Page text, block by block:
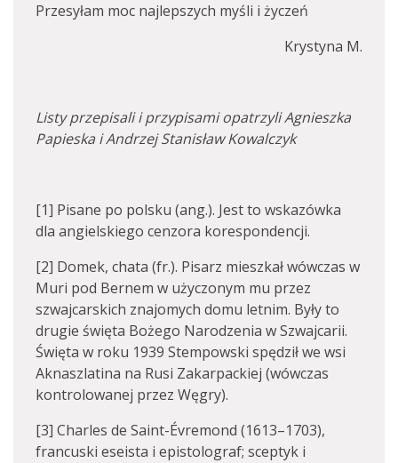
Przesyłam moc najlepszych myśli i życzeń
Krystyna M.
Listy przepisali i przypisami opatrzyli Agnieszka
Papieska i Andrzej Stanisław Kowalczyk
[1] Pisane po polsku (ang.). Jest to wskazówka
dla angielskiego cenzora korespondencji.
[2] Domek, chata (fr.). Pisarz mieszkał wówczas w
Muri pod Bernem w użyczonym mu przez
szwajcarskich znajomych domu letnim. Były to
drugie święta Bożego Narodzenia w Szwajcarii.
Święta w roku 1939 Stempowski spędził we wsi
Aknaszlatina na Rusi Zakarpackiej (wówczas
kontrolowanej przez Węgry).
[3] Charles de Saint-Évremond (1613–1703),
francuski eseista i epistolograf; sceptyk i